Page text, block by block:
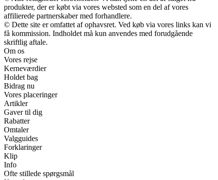
produkter, der er købt via vores websted som en del af vores
affilierede partnerskaber med forhandlere.
© Dette site er omfattet af ophavsret. Ved køb via vores links kan vi
få kommission. Indholdet må kun anvendes med forudgående
skriftlig aftale.
Om os
Vores rejse
Kerneværdier
Holdet bag
Bidrag nu
Vores placeringer
Artikler
Gaver til dig
Rabatter
Omtaler
Valgguides
Forklaringer
Klip
Info
Ofte stillede spørgsmål